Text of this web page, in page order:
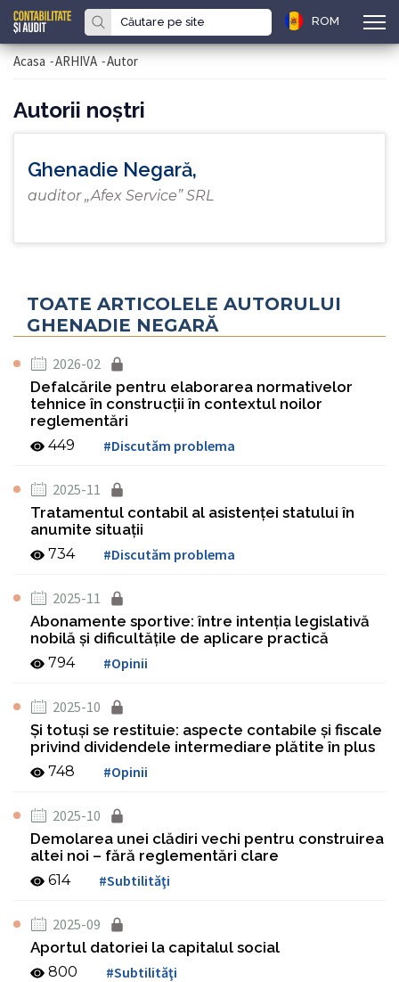
ROM
Acasa -ARHIVA -Autor
Autorii noştri
Ghenadie Negară,
auditor „Afex Service” SRL
TOATE ARTICOLELE AUTORULUI
GHENADIE NEGARĂ
2026-02
Defalcările pentru elaborarea normativelor
tehnice în construcții în contextul noilor
reglementări
449 #Discutăm problema
2025-11
Tratamentul contabil al asistenţei statului în
anumite situaţii
734 #Discutăm problema
2025-11
Abonamente sportive: între intenţia legislativă
nobilă şi dificultăţile de aplicare practică
794 #Opinii
2025-10
Şi totuşi se restituie: aspecte contabile şi fiscale
privind dividendele intermediare plătite în plus
748 #Opinii
2025-10
Demolarea unei clădiri vechi pentru construirea
altei noi – fără reglementări clare
614 #Subtilităţi
2025-09
Aportul datoriei la capitalul social
800 #Subtilităţi